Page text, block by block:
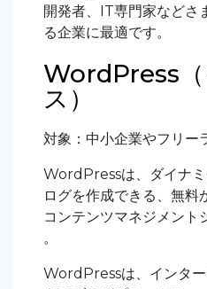
開発者、IT専門家などさ
る企業に最適です。
WordPress（
ス）
対象：中小企業やフリー
WordPressは、ダイナ
ログを作成できる、無料
コンテンツマネジメント
。
WordPressは、インタ